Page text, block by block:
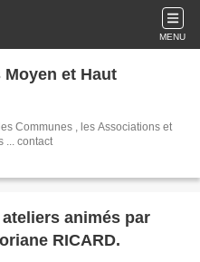
MENU
et Haut
... contact
RICARD.